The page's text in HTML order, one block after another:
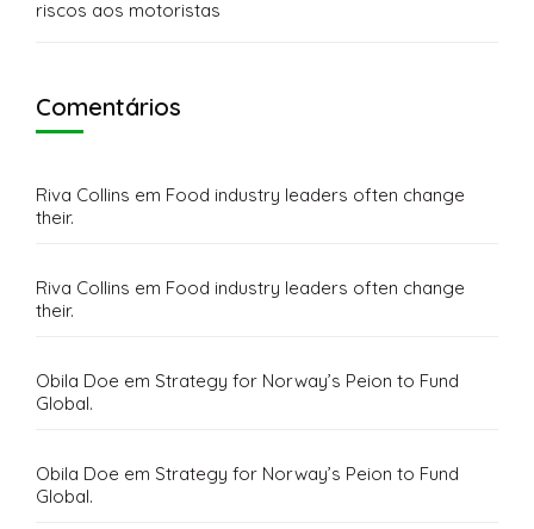
riscos aos motoristas
Comentários
Riva Collins em Food industry leaders often change
their.
Riva Collins em Food industry leaders often change
their.
Obila Doe em Strategy for Norway’s Peion to Fund
Global.
Obila Doe em Strategy for Norway’s Peion to Fund
Global.